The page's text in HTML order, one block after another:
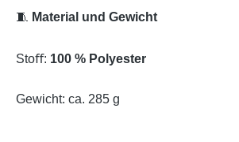
🧵 Material und Gewicht
Stoﬀ: 100 % Polyester
Gewicht: ca. 285 g